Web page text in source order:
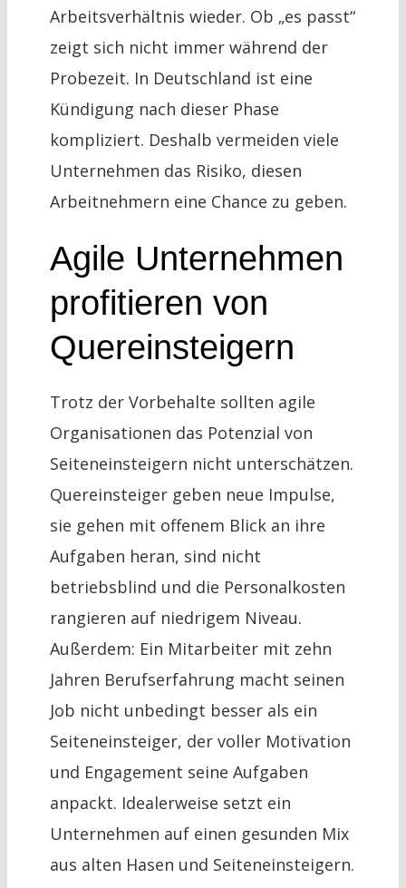
Arbeitsverhältnis wieder. Ob „es passt“
zeigt sich nicht immer während der
Probezeit. In Deutschland ist eine
Kündigung nach dieser Phase
kompliziert. Deshalb vermeiden viele
Unternehmen das Risiko, diesen
Arbeitnehmern eine Chance zu geben.
Agile Unternehmen
profitieren von
Quereinsteigern
Trotz der Vorbehalte sollten agile
Organisationen das Potenzial von
Seiteneinsteigern nicht unterschätzen.
Quereinsteiger geben neue Impulse,
sie gehen mit offenem Blick an ihre
Aufgaben heran, sind nicht
betriebsblind und die Personalkosten
rangieren auf niedrigem Niveau.
Außerdem: Ein Mitarbeiter mit zehn
Jahren Berufserfahrung macht seinen
Job nicht unbedingt besser als ein
Seiteneinsteiger, der voller Motivation
und Engagement seine Aufgaben
anpackt. Idealerweise setzt ein
Unternehmen auf einen gesunden Mix
aus alten Hasen und Seiteneinsteigern.